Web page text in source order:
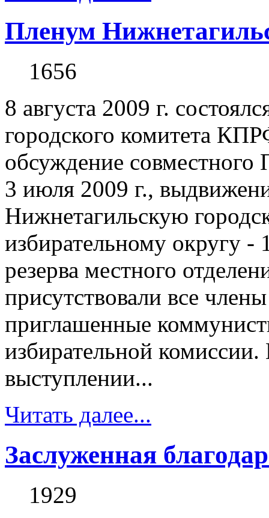
Пленум
1656
8 августа 2009 г.
городского комитета
обсуждение
3 июля 2009 г.,
Нижнетагильскую
избирательному округу -
резерва местного
присутствовали все
приглашенные
избирательной
выступлении...
Читать далее...
Заслуженная
1929